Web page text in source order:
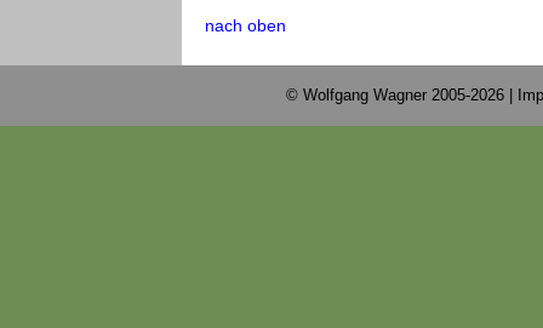
nach oben
© Wolfgang Wagner 2005-2026 |